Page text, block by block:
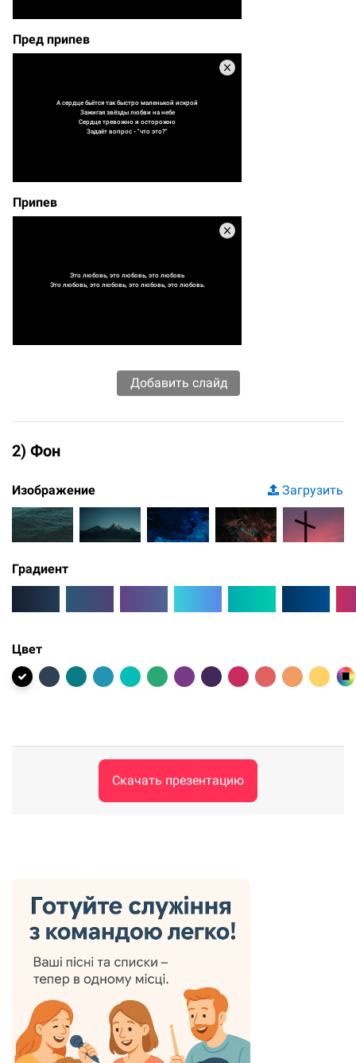
Пред припев
А сердце бьётся так быстро маленькой искрой
Зажигая звёзды любви на небе
Сердце тревожно и осторожно
Задаёт вопрос - "что это?"
Припев
Это любовь, это любовь, это любовь
Это любовь, это любовь, это любовь, это любовь.
2) Фон
Изображение Загрузить
Градиент
Цвет
Скачать презентацию